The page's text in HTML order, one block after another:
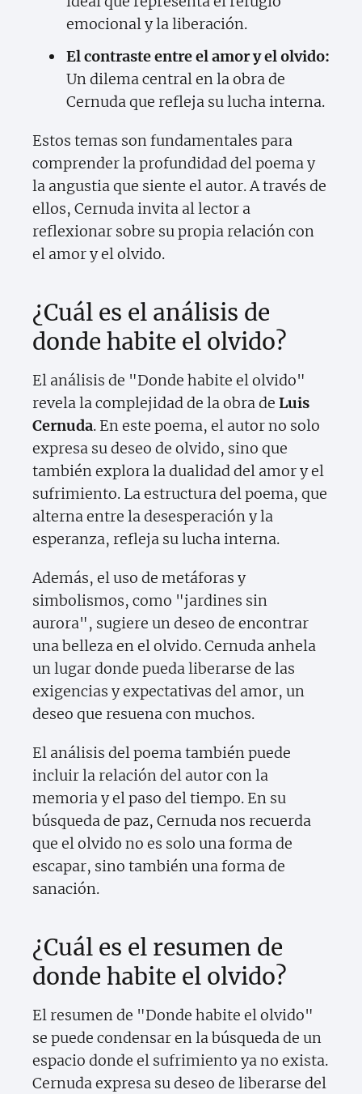
emocional y la liberación.
El contraste entre el amor y el olvido:
Un dilema central en la obra de
Cernuda que refleja su lucha interna.
Estos temas son fundamentales para
comprender la profundidad del poema y
la angustia que siente el autor. A través de
ellos, Cernuda invita al lector a
reflexionar sobre su propia relación con
el amor y el olvido.
¿Cuál es el análisis de
donde habite el olvido?
El análisis de "Donde habite el olvido"
revela la complejidad de la obra de Luis
Cernuda. En este poema, el autor no solo
expresa su deseo de olvido, sino que
también explora la dualidad del amor y el
sufrimiento. La estructura del poema, que
alterna entre la desesperación y la
esperanza, refleja su lucha interna.
Además, el uso de metáforas y
simbolismos, como "jardines sin
aurora", sugiere un deseo de encontrar
una belleza en el olvido. Cernuda anhela
un lugar donde pueda liberarse de las
exigencias y expectativas del amor, un
deseo que resuena con muchos.
El análisis del poema también puede
incluir la relación del autor con la
memoria y el paso del tiempo. En su
búsqueda de paz, Cernuda nos recuerda
que el olvido no es solo una forma de
escapar, sino también una forma de
sanación.
¿Cuál es el resumen de
donde habite el olvido?
El resumen de "Donde habite el olvido"
se puede condensar en la búsqueda de un
espacio donde el sufrimiento ya no exista.
Cernuda expresa su deseo de liberarse del